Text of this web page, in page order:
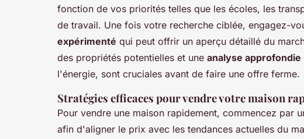
fonction de vos priorités telles que les écoles, les
de travail. Une fois votre recherche ciblée, engagez-
expérimenté qui peut offrir un aperçu détaillé du
des propriétés potentielles et une analyse approfondie
l'énergie, sont cruciales avant de faire une offre ferme.
Stratégies efficaces pour vendre votre maison
Pour vendre une maison rapidement, commencez par
afin d'aligner le prix avec les tendances actuelles du